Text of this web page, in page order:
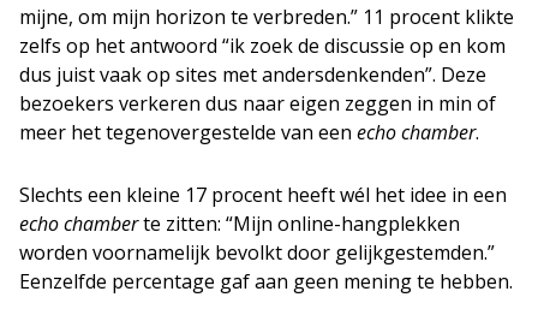
mijne, om mijn horizon te verbreden.” 11 procent klikte
zelfs op het antwoord “ik zoek de discussie op en kom
dus juist vaak op sites met andersdenkenden”. Deze
bezoekers verkeren dus naar eigen zeggen in min of
meer het tegenovergestelde van een echo chamber.
Slechts een kleine 17 procent heeft wél het idee in een
echo chamberte zitten: “Mijn online-hangplekken
worden voornamelijk bevolkt door gelijkgestemden.”
Eenzelfde percentage gaf aan geen mening te hebben.